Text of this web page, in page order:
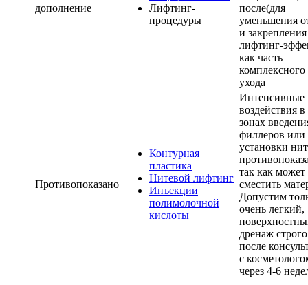
дополнение
Лифтинг-
процедуры
после(для
уменьшения
и закрепления
лифтинг-
как часть
комплексного
ухода
Противопоказано
Контурная
пластика
Нитевой лифтинг
Инъекции
полимолочной
кислоты
Интенсивные
воздействия в
зонах
филлеров или
установки
так как может
сместить
Допустим
очень легкий,
дренаж строго
после
с
через 4-6